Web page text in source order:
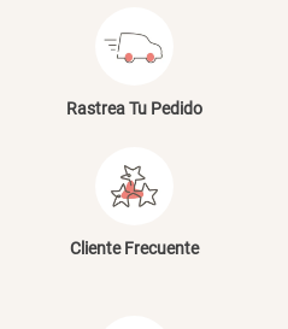
Rastrea Tu Pedido
Cliente Frecuente
Cama Nido Grande para Perros
S/ 169.00S/ 143.65
Canasto Bambú